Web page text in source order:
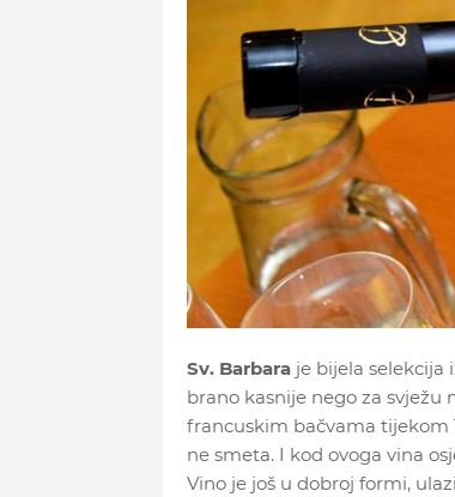
Sv. Barbaraje bijela selekcija
brano kasnije nego za
francuskim bačvama tijekom
ne smeta. I kod ovoga vina
Vino je još u dobroj formi,